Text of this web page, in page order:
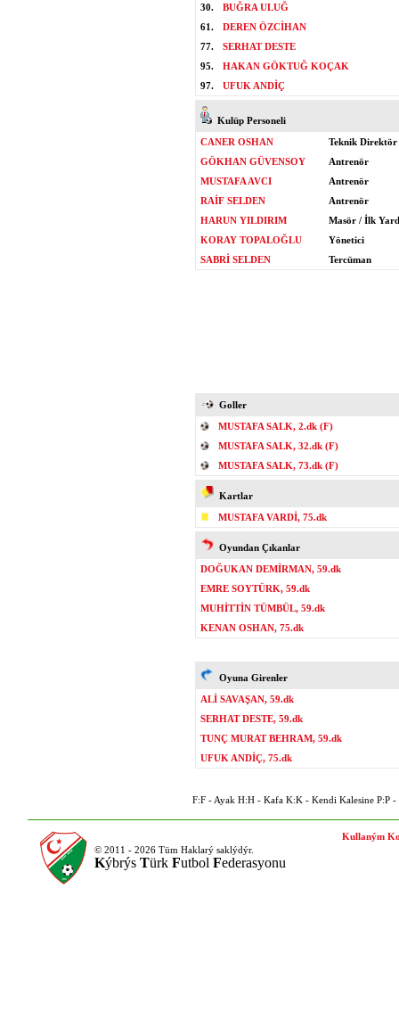
30.
BUĞRA ULUĞ
61.
DEREN ÖZCİHAN
77.
SERHAT DESTE
95.
HAKAN GÖKTUĞ KOÇAK
97.
UFUK ANDİÇ
Kulüp Personeli
CANER OSHAN
Teknik Direktör
GÖKHAN GÜVENSOY
Antrenör
MUSTAFA AVCI
Antrenör
RAİF SELDEN
Antrenör
HARUN YILDIRIM
Masör / İlk
KORAY TOPALOĞLU
Yönetici
SABRİ SELDEN
Tercüman
Goller
MUSTAFA SALK, 2.dk (F)
MUSTAFA SALK, 32.dk (F)
MUSTAFA SALK, 73.dk (F)
Kartlar
MUSTAFA VARDİ, 75.dk
Oyundan Çıkanlar
DOĞUKAN DEMİRMAN, 59.dk
EMRE SOYTÜRK, 59.dk
MUHİTTİN TÜMBÜL, 59.dk
KENAN OSHAN, 75.dk
Oyuna Girenler
ALİ SAVAŞAN, 59.dk
SERHAT DESTE, 59.dk
TUNÇ MURAT BEHRAM, 59.dk
UFUK ANDİÇ, 75.dk
F:F - Ayak H:H - Kafa K:K - Kendi Kalesine P:P -
© 2011 - 2026 Tüm Haklarý saklýdýr.
Kýbrýs Türk Futbol Federasyonu
Kullaným